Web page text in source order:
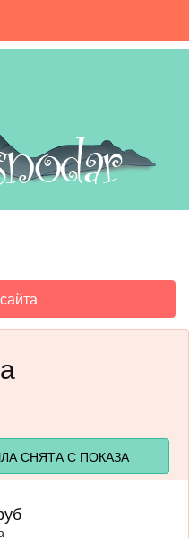
СНЯТА С ПОКАЗА